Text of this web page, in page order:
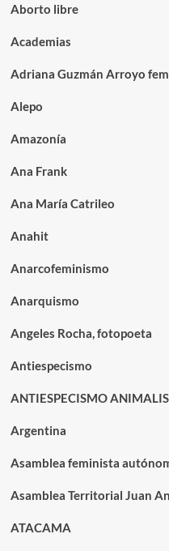
Aborto libre
Academias
Adriana Guzmán Arroyo
Alepo
Amazonía
Ana Frank
Ana María Catrileo
Anahit
Anarcofeminismo
Anarquismo
Angeles Rocha, fotopoeta
Antiespecismo
ANTIESPECISMO
Argentina
Asamblea feminista
Asamblea Territorial Juan
ATACAMA